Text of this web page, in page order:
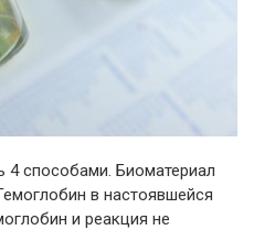
способами. Биоматериал
в настоявшейся
и реакция не